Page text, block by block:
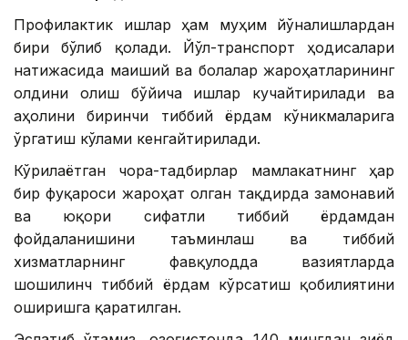
Профилактик ишлар ҳам муҳим йўналишлардан
бири бўлиб қолади. Йўл-транспорт ҳодисалари
натижасида маиший ва болалар жароҳатларининг
олдини олиш бўйича ишлар кучайтирилади ва
аҳолини биринчи тиббий ёрдам кўникмаларига
ўргатиш кўлами кенгайтирилади.
Кўрилаётган чора-тадбирлар мамлакатнинг ҳар
бир фуқароси жароҳат олган тақдирда замонавий
ва юқори сифатли тиббий ёрдамдан
фойдаланишини таъминлаш ва тиббий
хизматларнинг фавқулодда вазиятларда
шошилинч тиббий ёрдам кўрсатиш қобилиятини
оширишга қаратилган.